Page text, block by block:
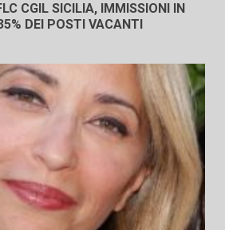
CGIL SICILIA, IMMISSIONI IN
DEI POSTI VACANTI